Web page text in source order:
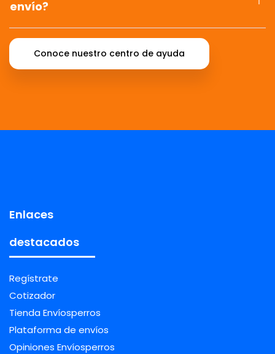
envío?
Conoce nuestro centro de ayuda
Enlaces
destacados
Regístrate
Cotizador
Tienda Envíosperros
Plataforma de envíos
Opiniones Envíosperros